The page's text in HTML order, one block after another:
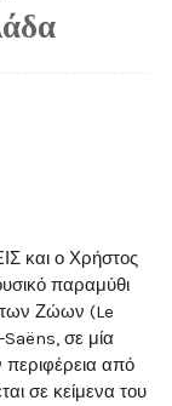
και ο Χρήστος
παραμύθι
των Ζώων (Le
σε μία
περιφέρεια από
σε κείμενα του